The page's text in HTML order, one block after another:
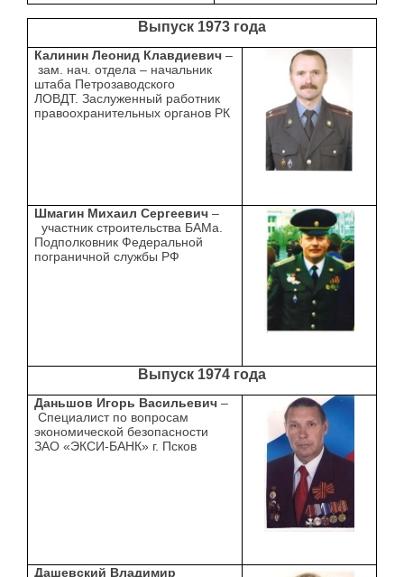
Выпуск 1973 года
Калинин Леонид Клавдиевич –
зам. нач. отдела – начальник
штаба Петрозаводского
ЛОВДТ. Заслуженный работник
правоохранительных органов РК
Шмагин Михаил Сергеевич–
участник строительства БАМа.
Подполковник Федеральной
пограничной службы РФ
Выпуск 1974 года
Даньшов Игорь Васильевич–
Специалист по вопросам
экономической безопасности
ЗАО «ЭКСИ-БАНК» г. Псков
Дашевский Владимир